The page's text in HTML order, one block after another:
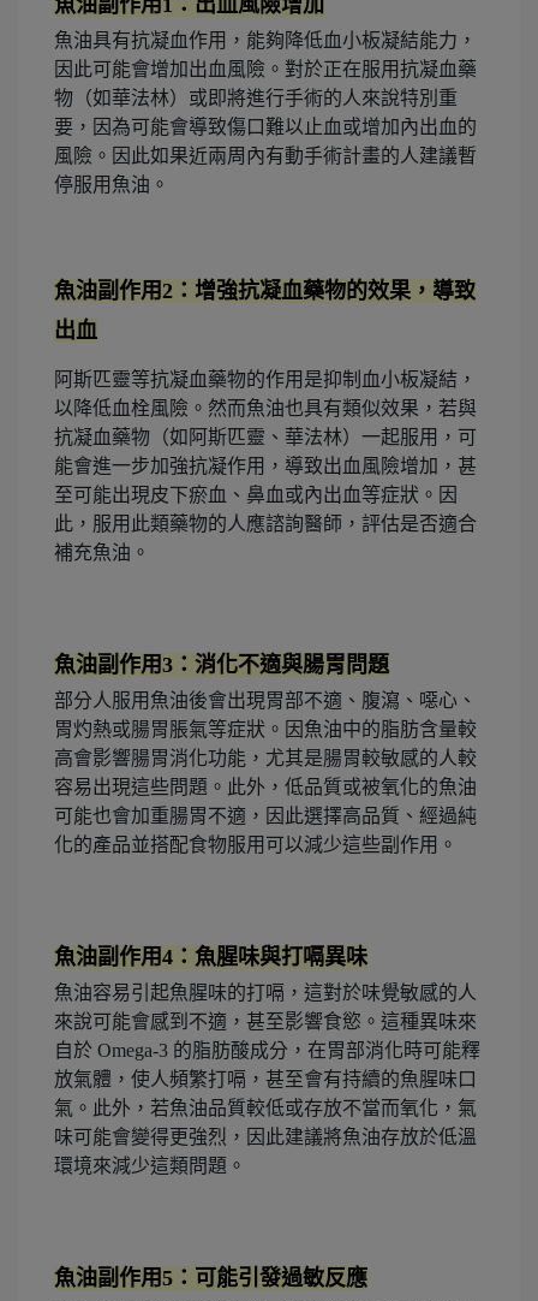
魚油具有抗凝血作用，能夠降低血小板凝結能力，
因此可能會增加出血風險。對於正在服用抗凝血藥
物（如華法林）或即將進行手術的人來說特別重
要，因為可能會導致傷口難以止血或增加內出血的
風險。因此如果近兩周內有動手術計畫的人建議暫
停服用魚油。
魚油副作用2：增強抗凝血藥物的效果，導致
出血
阿斯匹靈等抗凝血藥物的作用是抑制血小板凝結，
以降低血栓風險。然而魚油也具有類似效果，若與
抗凝血藥物（如阿斯匹靈、華法林）一起服用，可
能會進一步加強抗凝作用，導致出血風險增加，甚
至可能出現皮下瘀血、鼻血或內出血等症狀。因
此，服用此類藥物的人應諮詢醫師，評估是否適合
補充魚油。
魚油副作用3：消化不適與腸胃問題
部分人服用魚油後會出現胃部不適、腹瀉、噁心、
胃灼熱或腸胃脹氣等症狀。因魚油中的脂肪含量較
高會影響腸胃消化功能，尤其是腸胃較敏感的人較
容易出現這些問題。此外，低品質或被氧化的魚油
可能也會加重腸胃不適，因此選擇高品質、經過純
化的產品並搭配食物服用可以減少這些副作用。
魚油副作用4：魚腥味與打嗝異味
魚油容易引起魚腥味的打嗝，這對於味覺敏感的人
來說可能會感到不適，甚至影響食慾。這種異味來
自於 Omega-3 的脂肪酸成分，在胃部消化時可能釋
放氣體，使人頻繁打嗝，甚至會有持續的魚腥味口
氣。此外，若魚油品質較低或存放不當而氧化，氣
味可能會變得更強烈，因此建議將魚油存放於低溫
環境來減少這類問題。
魚油副作用5：可能引發過敏反應